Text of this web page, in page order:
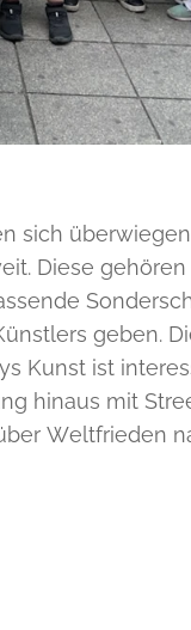
sich
Diese
geben.
Kunst ist
hinaus mit
Weltfrieden